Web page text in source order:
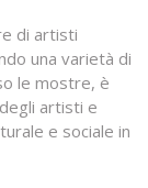
di artisti
una varietà di
le mostre, è
artisti e
e sociale in